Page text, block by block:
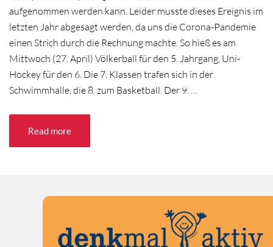
aufgenommen werden kann. Leider musste dieses Ereignis im
letzten Jahr abgesagt werden, da uns die Corona-Pandemie
einen Strich durch die Rechnung machte. So hieß es am
Mittwoch (27. April) Völkerball für den 5. Jahrgang, Uni-
Hockey für den 6. Die 7. Klassen trafen sich in der
Schwimmhalle, die 8. zum Basketball. Der 9.
Read more